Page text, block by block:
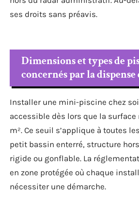
ses droits sans préavis.
Dimensions et types de
concernés par la
Installer une mini-piscine chez
accessible dès lors que la surface
m². Ce seuil s’applique à toutes
petit bassin enterré, structure
rigide ou gonflable. La
en zone protégée où chaque
nécessiter une démarche.